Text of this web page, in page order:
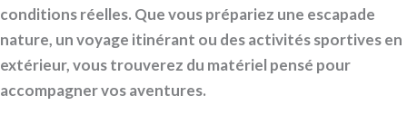
conditions réelles. Que vous prépariez une escapade
nature, un voyage itinérant ou des activités sportives en
extérieur, vous trouverez du matériel pensé pour
accompagner vos aventures.